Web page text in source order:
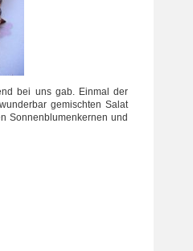
bei uns gab. Einmal der
gemischten Salat
Sonnenblumenkernen und